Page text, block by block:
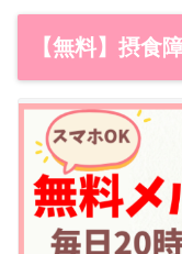
【無料】摂食